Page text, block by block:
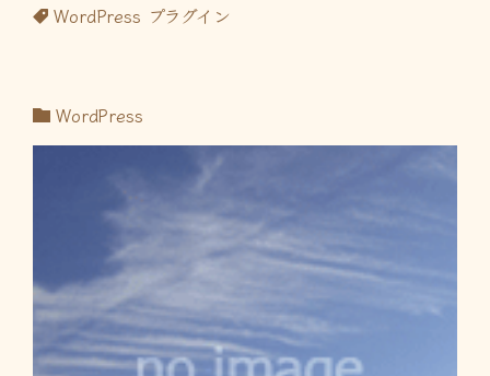
WordPress プラグイン
WordPress